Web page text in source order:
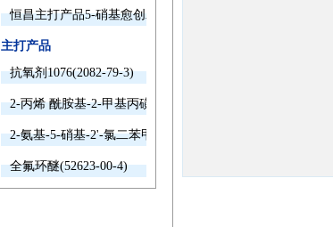
恒昌主打产品5-硝基愈创木酚钠欢迎询价
主打产品
抗氧剂1076(2082-79-3)
2-丙烯 酰胺基-2-甲基丙磺酸(15214-89-8)
2-氨基-5-硝基-2'-氯二苯甲酮(2011-66-7)
全氟环醚(52623-00-4)